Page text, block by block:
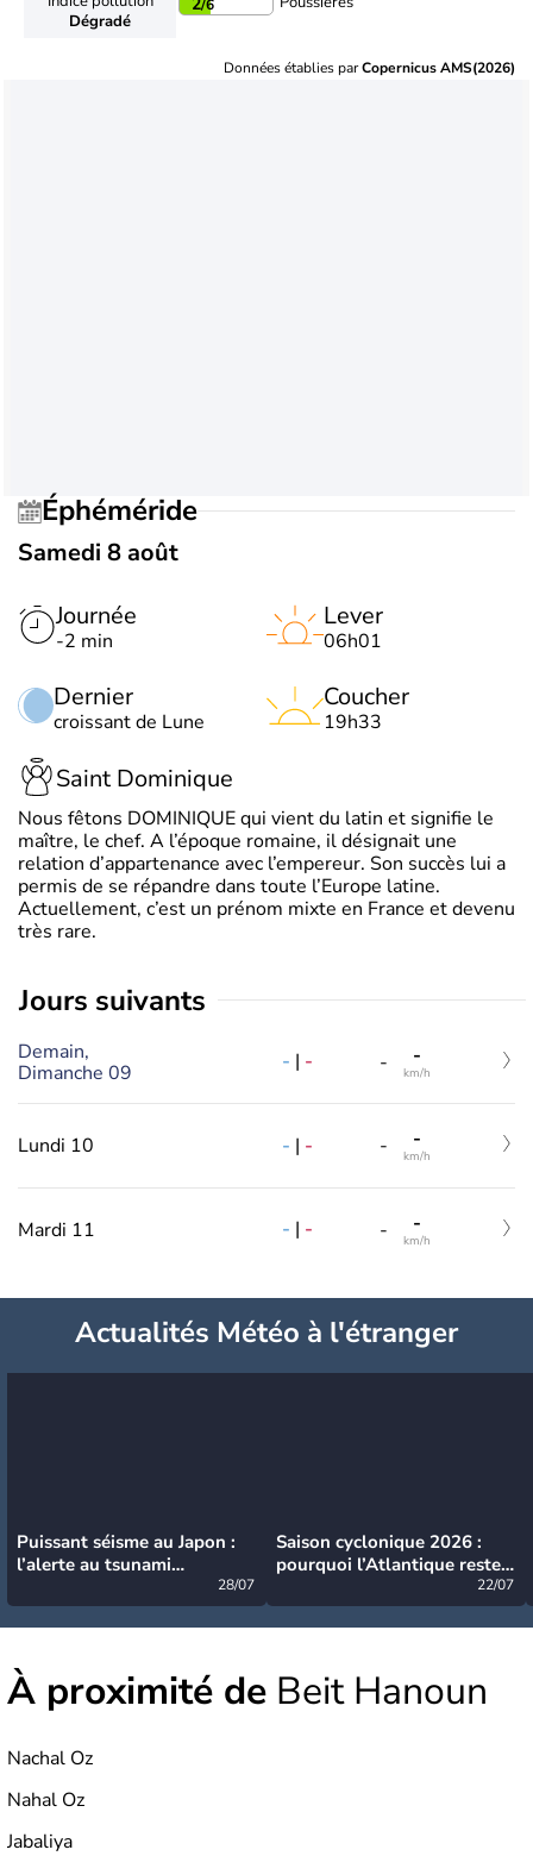
Dégradé
/6
Données établies parCopernicus AMS(2026)
Éphéméride
Samedi 8 août
Journée
-2 min
Dernier
croissant de Lune
Lever
06h01
Coucher
19h33
Saint Dominique
Nous fêtons DOMINIQUE qui vient du latin et signifie le
maître, le chef. A l’époque romaine, il désignait une
relation d’appartenance avec l’empereur. Son succès lui a
permis de se répandre dans toute l’Europe latine.
Actuellement, c’est un prénom mixte en France et devenu
très rare.
jours suivants
Demain,
Dimanche 09
- | - - -
km/h
Lundi 10 - | - - -
km/h
Mardi 11 - | - - -
km/h
Actualités Météo à l'étranger
Puissant séisme au Japon :
l’alerte au tsunami
28/07
Saison cyclonique 2026 :
pourquoi l’Atlantique reste
22/07
À proximité de Beit Hanoun
Nachal Oz
Nahal Oz
Jabaliya